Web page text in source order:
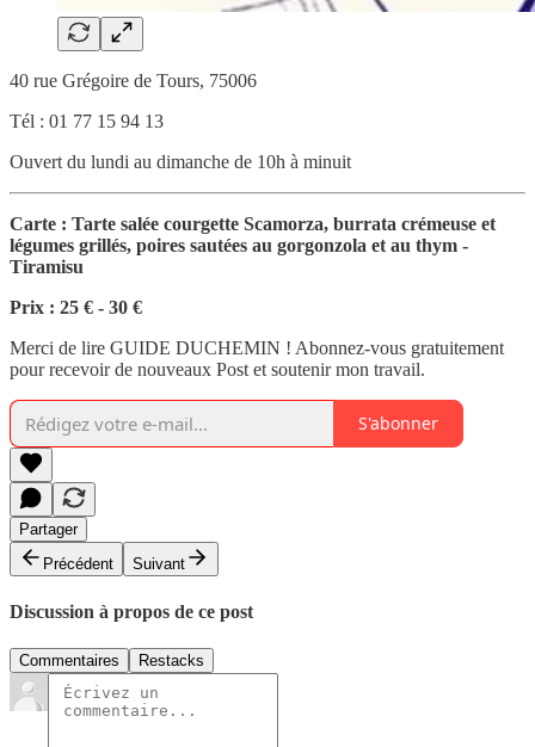
40 rue Grégoire de Tours, 75006
Tél : 01 77 15 94 13
Ouvert du lundi au dimanche de 10h à minuit
Carte : Tarte salée courgette Scamorza, burrata crémeuse et
légumes grillés, poires sautées au gorgonzola et au thym -
Tiramisu
Prix : 25 € - 30 €
Merci de lire GUIDE DUCHEMIN ! Abonnez-vous gratuitement
pour recevoir de nouveaux Post et soutenir mon travail.
S'abonner
Partager
Précédent
Suivant
Discussion à propos de ce post
Commentaires Restacks